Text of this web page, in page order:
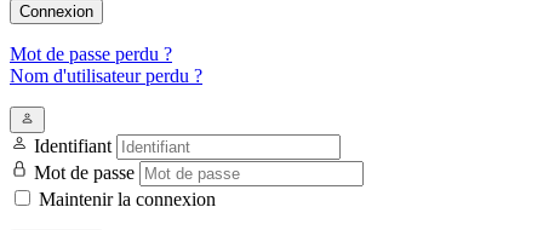
Connexion
Mot de passe perdu ?
Nom d'utilisateur perdu ?
Identifiant
Mot de passe
Maintenir la connexion